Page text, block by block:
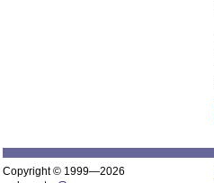
Copyright © 1999—2026